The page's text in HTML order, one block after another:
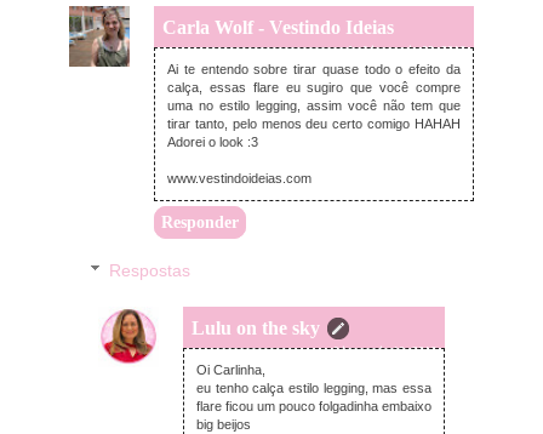
Carla Wolf - Vestindo Ideias
segunda-feira, maio 09, 2016
Ai te entendo sobre tirar quase todo o efeito da
calça, essas flare eu sugiro que você compre
uma no estilo legging, assim você não tem que
tirar tanto, pelo menos deu certo comigo HAHAH
Adorei o look :3
www.vestindoideias.com
Responder
Respostas
Lulu on the sky
terça-feira, maio 10, 2016
Oi Carlinha,
eu tenho calça estilo legging, mas essa
flare ficou um pouco folgadinha embaixo
big beijos